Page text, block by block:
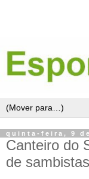
quinta-feira, 9
Canteiro do
de